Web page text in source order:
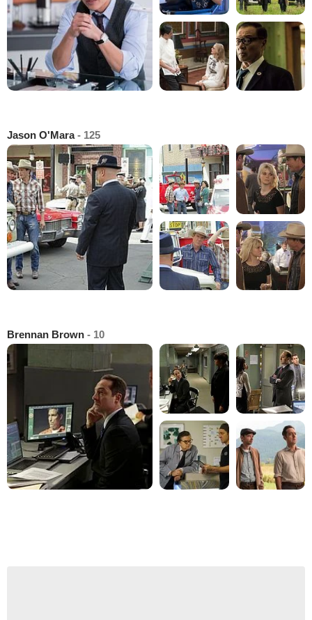
Jason O'Mara- 125
Brennan Brown - 10